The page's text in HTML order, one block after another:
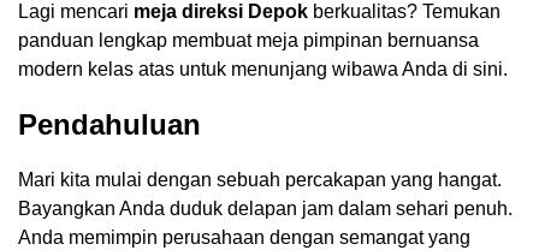
Lagi mencari meja direksi Depok berkualitas? Temukan
panduan lengkap membuat meja pimpinan bernuansa
modern kelas atas untuk menunjang wibawa Anda di sini.
Pendahuluan
Mari kita mulai dengan sebuah percakapan yang hangat.
Bayangkan Anda duduk delapan jam dalam sehari penuh.
Anda memimpin perusahaan dengan semangat yang